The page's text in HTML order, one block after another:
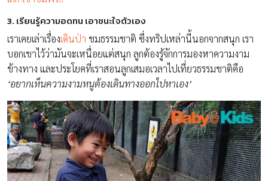
3. เรียนรู้ความอดทน เอาชนะใจตัวเอง
เราเคยเล่าเรื่องเดินป่า ชมธรรมชาติ ซึ่งทริปเหล่านี้นอกจากสนุก เรา
บอกเขาไว้ว่ามันจะเหนื่อยแต่สนุก ลูกต้องรู้จักการมองหาความงาม
ข้างทาง และประโยคที่เราสอนลูกเสมอเวลาไปเที่ยวธรรมชาติคือ
‘อยากเห็นความงามหนูต้องเดินทางออกไปหาเอง’